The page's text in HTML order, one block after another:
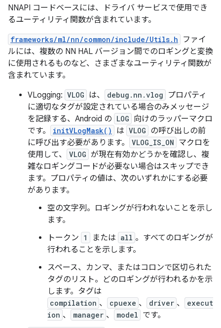
NNAPI コードベースには、ドライバ サービスで使用でき
るユーティリティ関数が含まれています。
frameworks/ml/nn/common/include/Utils.h
ファイ
ルには、複数の NN HAL バージョン間でのロギングと変換
に使用されるものなど、さまざまなユーティリティ関数が
含まれています。
VLogging: VLOG は、 debug.nn.vlog
プロパティ
に適切なタグが設定されている場合のみメッセージ
を記録する、Android の LOG 向けのラッパーマクロ
です。
initVLogMask() は VLOG の呼び出しの前
に呼び出す必要があります。
VLOG_IS_ON マクロを
使用して、
VLOG が現在有効かどうかを確認し、複
雑なロギングコードが必要ない場合はスキップでき
ます。プロパティの値は、次のいずれかにする必要
があります。
空の文字列。ロギングが行われないことを示し
ます。
トークン 1 または all 。すべてのロギングが
行われることを示します。
スペース、カンマ、またはコロンで区切られた
タグのリスト。どのロギングが行われるかを示
します。タグは
compilation 、 cpuexe 、 driver 、
execut
ion 、 manager 、 model です。